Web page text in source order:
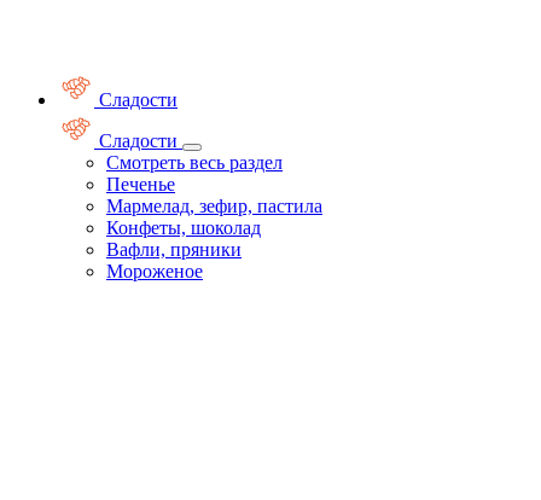
Сладости
Сладости
Смотреть весь раздел
Печенье
Мармелад, зефир, пастила
Конфеты, шоколад
Вафли, пряники
Мороженое